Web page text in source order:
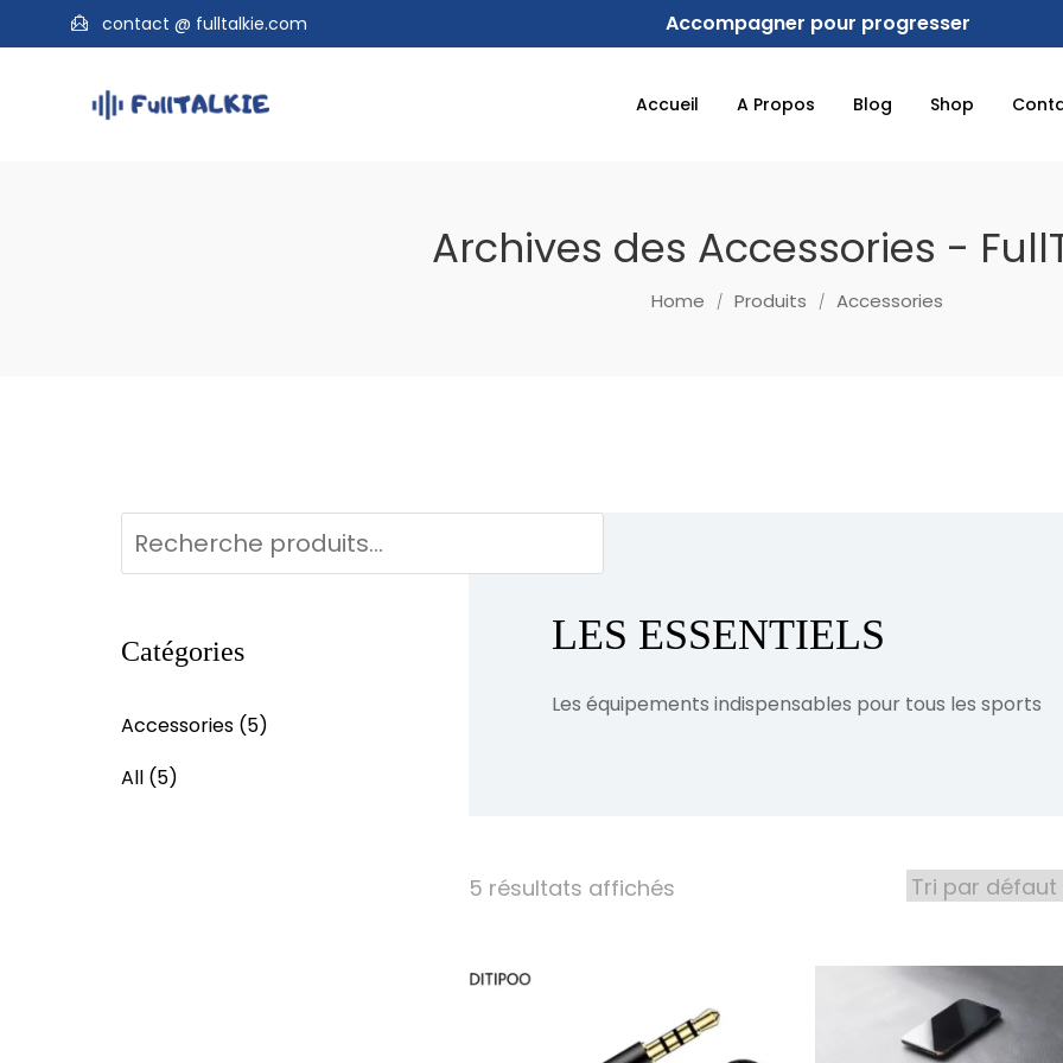
contact @ fulltalkie.com Accompagner pour progresser
Accueil A Propos Blog Shop
Archives des Accessories -
Home Produits Accessories
LES ESSENTIELS
Les équipements indispensables pour tous les sports
5 résultats affichés
Rechercher
Catégories
Accessories (5)
All (5)